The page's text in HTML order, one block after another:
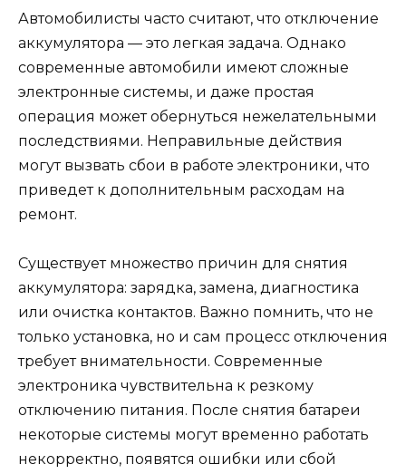
Автомобилисты часто считают, что отключение
аккумулятора — это легкая задача. Однако
современные автомобили имеют сложные
электронные системы, и даже простая
операция может обернуться нежелательными
последствиями. Неправильные действия
могут вызвать сбои в работе электроники, что
приведет к дополнительным расходам на
ремонт.
Существует множество причин для снятия
аккумулятора: зарядка, замена, диагностика
или очистка контактов. Важно помнить, что не
только установка, но и сам процесс отключения
требует внимательности. Современные
электроника чувствительна к резкому
отключению питания. После снятия батареи
некоторые системы могут временно работать
некорректно, появятся ошибки или сбой